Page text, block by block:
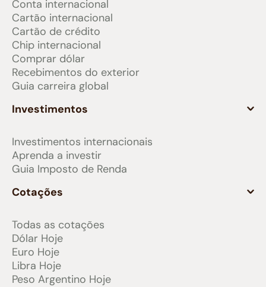
Conta internacional
Cartão internacional
Cartão de crédito
Chip internacional
Comprar dólar
Recebimentos do exterior
Guia carreira global
Investimentos
Investimentos internacionais
Aprenda a investir
Guia Imposto de Renda
Cotações
Todas as cotações
Dólar Hoje
Euro Hoje
Libra Hoje
Peso Argentino Hoje